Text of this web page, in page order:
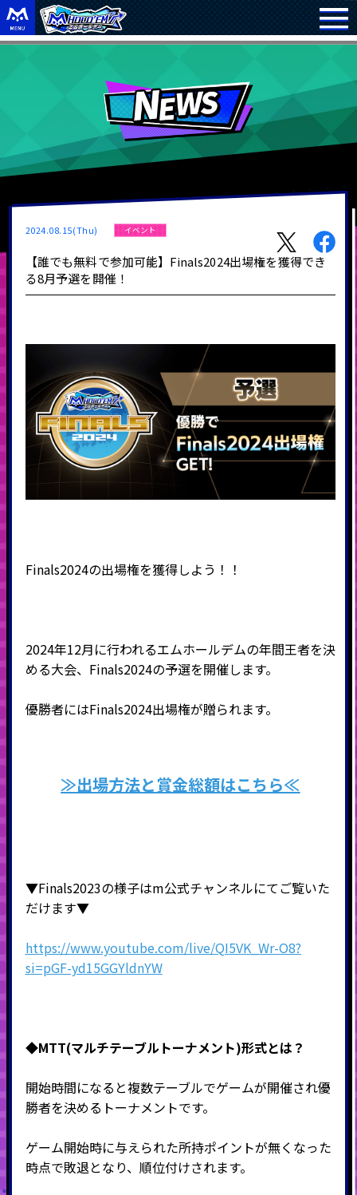
2024.08.15(Thu) イベント
【誰でも無料で参加可能】Finals2024出場権を獲得でき
る8月予選を開催！
Finals2024の出場権を獲得しよう！！
2024年12月に行われるエムホールデムの年間王者を決
める大会、Finals2024の予選を開催します。
優勝者にはFinals2024出場権が贈られます。
≫出場方法と賞金総額はこちら≪
▼Finals2023の様子はm公式チャンネルにてご覧いた
だけます▼
https://www.youtube.com/live/QI5VK_Wr-O8?
si=pGF-yd15GGYldnYW
◆MTT(マルチテーブルトーナメント)形式とは？
開始時間になると複数テーブルでゲームが開催され優
勝者を決めるトーナメントです。
ゲーム開始時に与えられた所持ポイントが無くなった
時点で敗退となり、順位付けされます。